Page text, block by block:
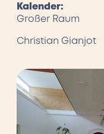
Kalender:
Großer Raum
Christian Gianjot